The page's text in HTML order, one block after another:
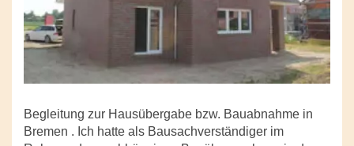
Begleitung zur Hausübergabe bzw. Bauabnahme in
Bremen . Ich hatte als Bausachverständiger im